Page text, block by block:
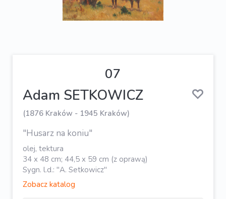
07
Adam SETKOWICZ
(1876 Kraków - 1945 Kraków)
"Husarz na koniu"
olej, tektura
34 x 48 cm; 44,5 x 59 cm (z oprawą)
Sygn. l.d.: "A. Setkowicz"
Zobacz katalog